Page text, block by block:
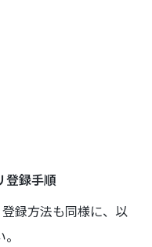
登録手順
録方法も同様に、以